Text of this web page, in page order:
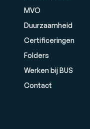
MVO
Duurzaamheid
Certificeringen
Folders
Werken bij BUS
Contact